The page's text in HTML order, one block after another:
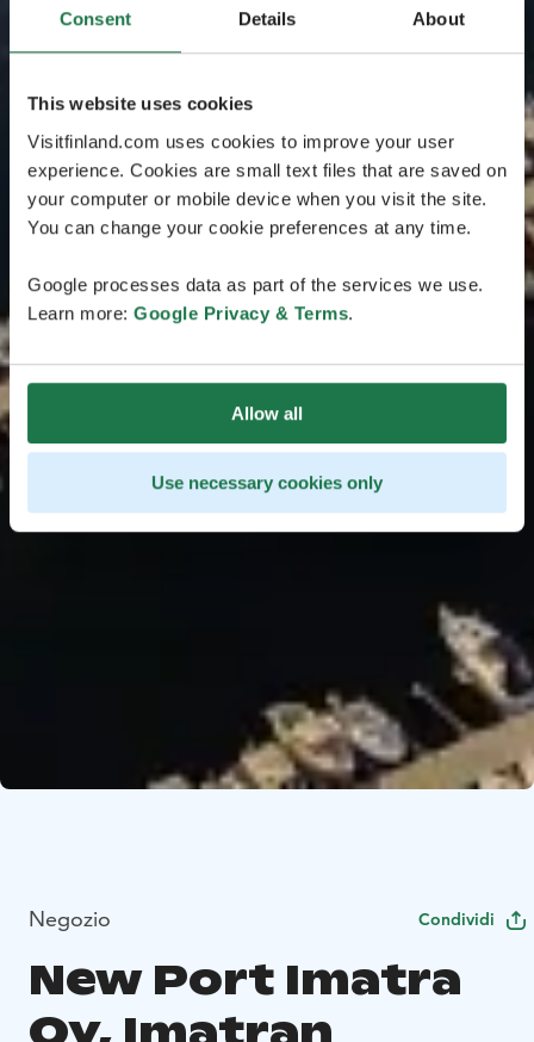
Consent Details About
This website uses cookies
Visitfinland.com uses cookies to improve your user
experience. Cookies are small text files that are saved on
your computer or mobile device when you visit the site.
You can change your cookie preferences at any time.
Google processes data as part of the services we use.
Learn more: Google Privacy & Terms.
Allow all
Use necessary cookies only
Negozio Condividi
New Port Imatra